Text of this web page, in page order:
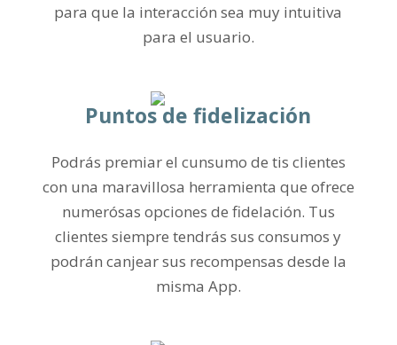
para que la interacción sea muy intuitiva
para el usuario.
Puntos de fidelización
Podrás premiar el cunsumo de tis clientes
con una maravillosa herramienta que ofrece
numerósas opciones de fidelación. Tus
clientes siempre tendrás sus consumos y
podrán canjear sus recompensas desde la
misma App.